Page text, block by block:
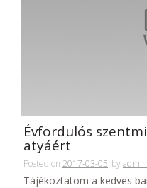
Évfordulós
atyáért
Posted on 2017-03-05 byadmin
Tájékoztatom a kedves